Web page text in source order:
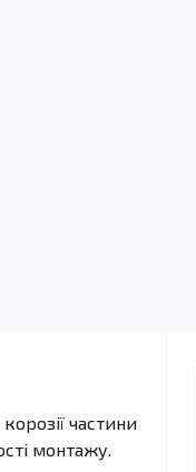
частини
монтажу.